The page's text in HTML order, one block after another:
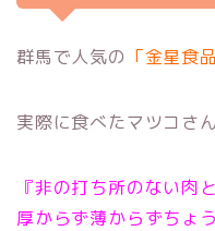
群馬で人気の 「金星食
実際に食べたマツコさ
『非の打ち所のない肉
厚からず薄からずちょ